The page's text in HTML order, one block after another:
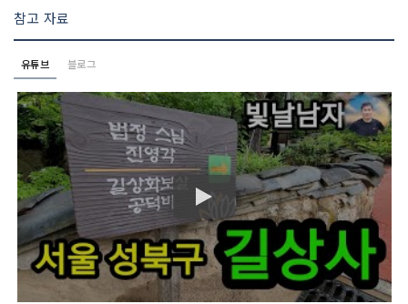
참고 자료
유튜브 블로그